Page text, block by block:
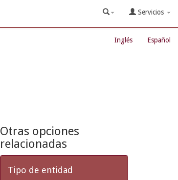
Servicios
Inglés Español
Otras opciones
relacionadas
Tipo de entidad